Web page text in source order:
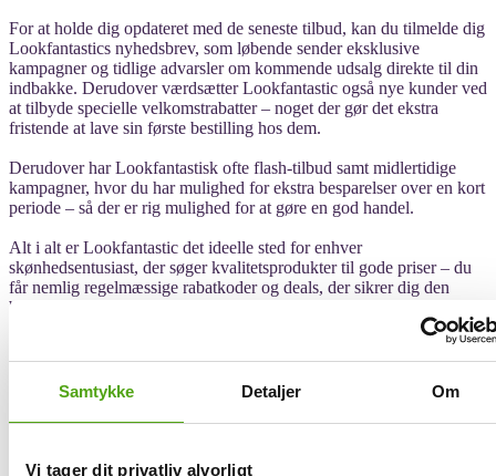
Samtykke Detaljer Om
Vi tager dit privatliv alvorligt
For at holde dig opdateret med de seneste tilbud, kan du tilmelde dig
Lookfantastics nyhedsbrev, som løbende sender eksklusive
kampagner og tidlige advarsler om kommende udsalg direkte til din
indbakke. Derudover værdsætter Lookfantastic også nye kunder ved
at tilbyde specielle velkomstrabatter – noget der gør det ekstra
fristende at lave sin første bestilling hos dem.
Derudover har Lookfantastisk ofte flash-tilbud samt midlertidige
kampagner, hvor du har mulighed for ekstra besparelser over en kort
periode – så der er rig mulighed for at gøre en god handel.
Alt i alt er Lookfantastic det ideelle sted for enhver
skønhedsentusiast, der søger kvalitetsprodukter til gode priser – du
får nemlig regelmæssige rabatkoder og deals, der sikrer dig den
bedste værdi for pengene.
Få rabat på LOOKFANTASTIC med Savier